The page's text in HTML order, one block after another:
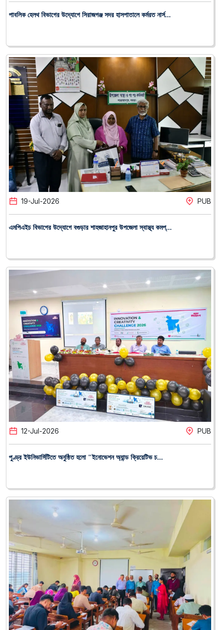
পাবলিক হেলথ বিভাগের উদ্যোগে সিরাজগঞ্জ সদর হাসপাতালে কর্মরত নার্স...
19-Jul-2026 PUB
এমপিএইচ বিভাগের উদ্যোগে বগুড়ার শাহজাহানপুর উপজেলা স্বাস্থ্য কমপ্...
12-Jul-2026 PUB
পুণ্ড্র ইউনিভার্সিটিতে অনুষ্ঠিত হলো "ইনোভেশন অ্যান্ড ক্রিয়েটিভ চ...